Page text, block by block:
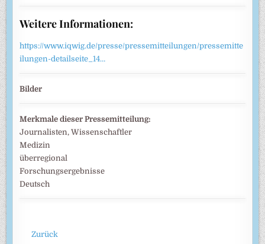
Weitere Informationen:
https://www.iqwig.de/presse/pressemitteilungen/pressemitte
ilungen-detailseite_14…
Bilder
Merkmale dieser Pressemitteilung:
Journalisten, Wissenschaftler
Medizin
überregional
Forschungsergebnisse
Deutsch
Zurück